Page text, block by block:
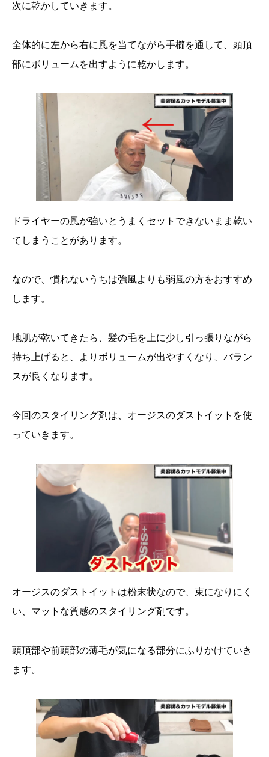
次に乾かしていきます。
全体的に左から右に風を当てながら手櫛を通して、頭頂
部にボリュームを出すように乾かします。
ドライヤーの風が強いとうまくセットできないまま乾い
てしまうことがあります。
なので、慣れないうちは強風よりも弱風の方をおすすめ
します。
地肌が乾いてきたら、髪の毛を上に少し引っ張りながら
持ち上げると、よりボリュームが出やすくなり、バラン
スが良くなります。
今回のスタイリング剤は、オージスのダストイットを使
っていきます。
オージスのダストイットは粉末状なので、束になりにく
い、マットな質感のスタイリング剤です。
頭頂部や前頭部の薄毛が気になる部分にふりかけていき
ます。